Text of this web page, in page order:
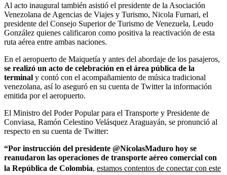
Al acto inaugural también asistió el presidente de la Asociación
Venezolana de Agencias de Viajes y Turismo, Nicola Furnari, el
presidente del Consejo Superior de Turismo de Venezuela, Leudo
González quienes calificaron como positiva la reactivación de esta
ruta aérea entre ambas naciones.
En el aeropuerto de Maiquetía y antes del abordaje de los pasajeros,
se realizó un acto de celebración en el área pública de la
terminal y contó con el acompañamiento de música tradicional
venezolana, así lo aseguró en su cuenta de Twitter la información
emitida por el aeropuerto.
El Ministro del Poder Popular para el Transporte y Presidente de
Conviasa, Ramón Celestino Velásquez Araguayán, se pronunció al
respecto en su cuenta de Twitter:
“Por instrucción del presidente @NicolasMaduro hoy se
reanudaron las operaciones de transporte aéreo comercial con
la República de Colombia, estamos contentos de conectar con este